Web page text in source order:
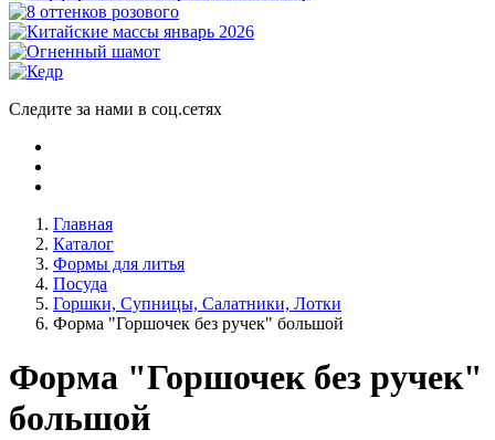
Следите за нами в соц.сетях
Главная
Каталог
Формы для литья
Посуда
Горшки, Супницы, Салатники, Лотки
Форма "Горшочек без ручек" большой
Форма "Горшочек без ручек"
большой